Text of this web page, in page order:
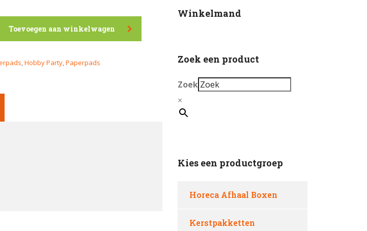
Toevoegen aan winkelwagen
,Hobby Party,Paperpads
Winkelmand
Zoek een product
Zoek
×
Kies een productgroep
Horeca Afhaal Boxen
Kerstpakketten